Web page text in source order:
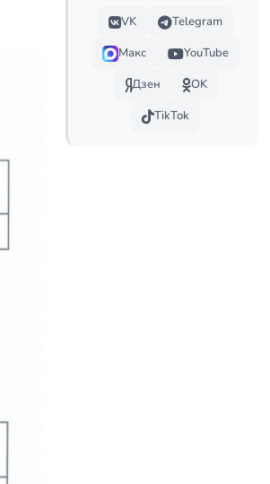
VK
Telegram
Макс
YouTube
Дзен
OK
TikTok